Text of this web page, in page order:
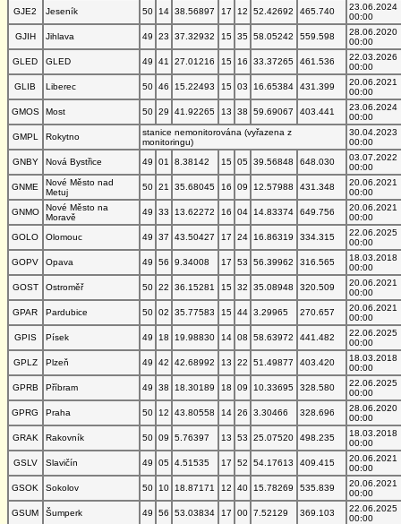
GJE2
Jeseník 50 14 38.56897 17 12 52.42692 465.740
23.06.2024
00:00
GJIH
Jihlava 49 23 37.32932 15 35 58.05242 559.598
28.06.2020
00:00
GLED
GLED 49 41 27.01216 15 16 33.37265 461.536
22.03.2026
00:00
GLIB
Liberec 50 46 15.22493 15 03 16.65384 431.399
20.06.2021
00:00
GMOS
Most 50 29 41.92265 13 38 59.69067 403.441
23.06.2024
00:00
GMPL
Rokytno
stanice nemonitorována (vyřazena z
monitoringu)
30.04.2023
00:00
GNBY
Nová Bystřice 49 01 8.38142 15 05 39.56848 648.030
03.07.2022
00:00
GNME
Nové Město nad
Metuj
50 21 35.68045 16 09 12.57988 431.348
20.06.2021
00:00
GNMO
Nové Město na
Moravě
49 33 13.62272 16 04 14.83374 649.756
20.06.2021
00:00
GOLO
Olomouc 49 37 43.50427 17 24 16.86319 334.315
22.06.2025
00:00
GOPV
Opava 49 56 9.34008 17 53 56.39962 316.565
18.03.2018
00:00
GOST
Ostroměř 50 22 36.15281 15 32 35.08948 320.509
20.06.2021
00:00
GPAR
Pardubice 50 02 35.77583 15 44 3.29965 270.657
20.06.2021
00:00
GPIS
Písek 49 18 19.98830 14 08 58.63972 441.482
22.06.2025
00:00
GPLZ
Plzeň 49 42 42.68992 13 22 51.49877 403.420
18.03.2018
00:00
GPRB
Příbram 49 38 18.30189 18 09 10.33695 328.580
22.06.2025
00:00
GPRG
Praha 50 12 43.80558 14 26 3.30466 328.696
28.06.2020
00:00
GRAK
Rakovník 50 09 5.76397 13 53 25.07520 498.235
18.03.2018
00:00
GSLV
Slavičín 49 05 4.51535 17 52 54.17613 409.415
20.06.2021
00:00
GSOK
Sokolov 50 10 18.87171 12 40 15.78269 535.839
20.06.2021
00:00
GSUM
Šumperk 49 56 53.03834 17 00 7.52129 369.103
22.06.2025
00:00